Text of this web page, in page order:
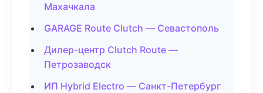
Махачкала
GARAGE Route Clutch — Севастополь
Дилер-центр Clutch Route —
Петрозаводск
ИП Hybrid Electro — Санкт-Петербург